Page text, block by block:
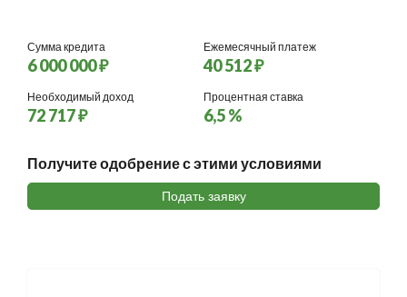
Сумма кредита
6 000 000 ₽
Ежемесячный платеж
40 512 ₽
Необходимый доход
72 717 ₽
Процентная ставка
6,5 %
Получите одобрение с этими условиями
Подать заявку